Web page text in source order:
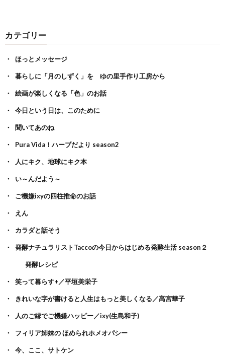
カテゴリー
ほっとメッセージ
暮らしに「月のしずく」を ゆの里手作り工房から
絵画が楽しくなる「色」のお話
今日という日は、このために
聞いてあのね
Pura Vida！ハーブだより season2
人にキク、地球にキク本
い～んだよう～
ご機嫌ixyの四柱推命のお話
えん
カラダと話そう
発酵ナチュラリストTaccoの今日からはじめる発酵生活 season２
発酵レシピ
笑って暮らす+／平垣美栄子
きれいな字が書けると人生はもっと美しくなる／高宮華子
人のご縁でご機嫌ハッピー／ixy(生島和子)
フィリア姉妹の ほめられホメオパシー
今、ここ、サトケン